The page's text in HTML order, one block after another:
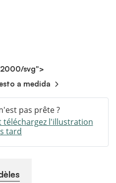
svg">
a medida
pas prête ?
téléchargez l'illustration
tard